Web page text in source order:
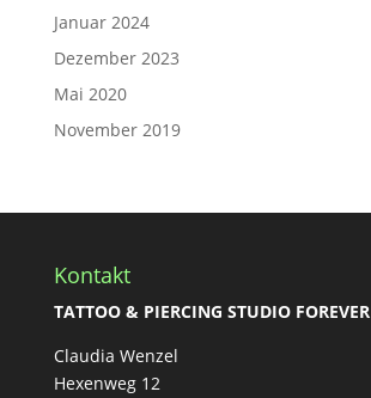
Januar 2024
Dezember 2023
Mai 2020
November 2019
Kontakt
TATTOO & PIERCING STUDIO FOREVER
Claudia Wenzel
Hexenweg 12